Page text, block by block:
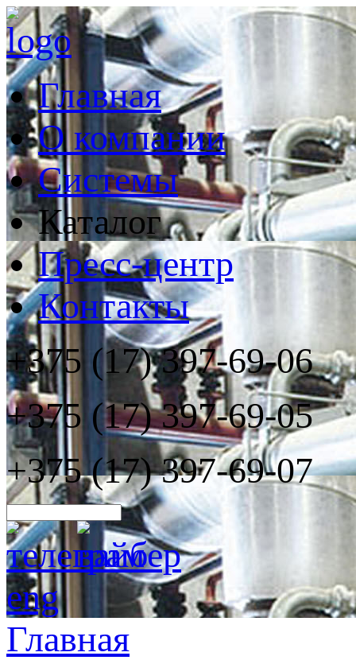
Главная
О компании
Системы
Каталог
Пресс-центр
Контакты
+375 (17) 397-69-06
+375 (17) 397-69-05
+375 (17) 397-69-07
eng
Главная